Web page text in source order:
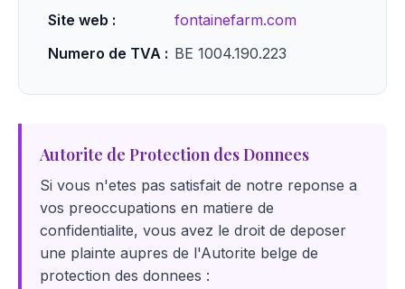
Site web :
fontainefarm.com
Numero de TVA : BE 1004.190.223
Autorite de Protection des Donnees
Si vous n'etes pas satisfait de notre reponse a
vos preoccupations en matiere de
confidentialite, vous avez le droit de deposer
une plainte aupres de l'Autorite belge de
protection des donnees :